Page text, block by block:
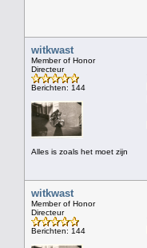
witkwast
Member of Honor
Directeur
Berichten: 144
Alles is zoals het moet zijn
witkwast
Member of Honor
Directeur
Berichten: 144